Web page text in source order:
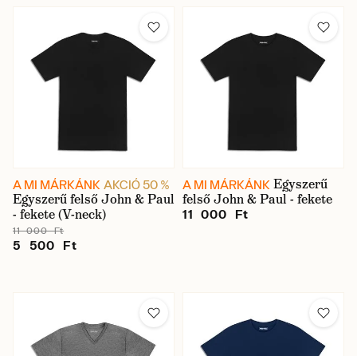
A MI MÁRKÁNK AKCIÓ 50 %
Egyszerű felső John & Paul
- fekete (V-neck)
11 000 Ft
5 500 Ft
A MI MÁRKÁNK Egyszerű
felső John & Paul - fekete
11 000 Ft